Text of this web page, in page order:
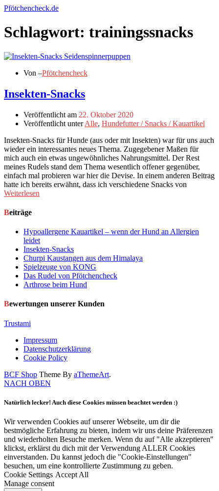
Zum
springen
Pfötchencheck.de
Schlagwort: trainingssnacks
Von –Pfötchencheck
Insekten-Snacks
Veröffentlicht am 22. Oktober 2020
Veröffentlicht unterAlle, Hundefutter / Snacks / Kauartikel
Insekten-Snacks für Hunde (aus oder mit Insekten) war für uns auch
wieder ein interessantes neues Thema. Zugegebener Maßen für
mich auch ein etwas ungewöhnliches Nahrungsmittel. Der Rest
meines Rudels stand dem Thema wesentlich offener gegenüber,
einfach mal probieren war hier die Devise. In einem anderen Beitrag
hatte ich bereits erwähnt, dass ich verschiedene Snacks von
Weiterlesen
Beiträge
Hypoallergene Kauartikel – wenn der Hund an Allergien
leidet
Insekten-Snacks
Churpi Kaustangen aus dem Himalaya
Spielzeuge von KONG
Das Rudel von Pfötchencheck
Arthrose beim Hund
Bewertungen unserer Kunden
Trustami
Impressum
Datenschutzerklärung
Cookie Policy
BCF Shop Theme By aThemeArt.
NACH OBEN
Natürlich lecker! Auch diese Cookies müssen beachtet werden :)
Wir verwenden Cookies auf unserer Webseite, um dir die
bestmögliche Erfahrung zu bieten, indem wir uns deine Präferenzen
und wiederholten Besuche merken. Wenn du auf "Alle akzeptieren"
klickst, erklärst du dich mit der Verwendung ALLER Cookies
einverstanden. Du kannst jedoch die "Cookie-Einstellungen"
besuchen, um eine kontrollierte Zustimmung zu geben.
Cookie Settings Accept All
Manage consent